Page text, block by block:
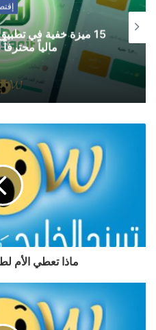
15 ميزة خفية في
مالياً محترفاً في
ماذا تعطي الأم